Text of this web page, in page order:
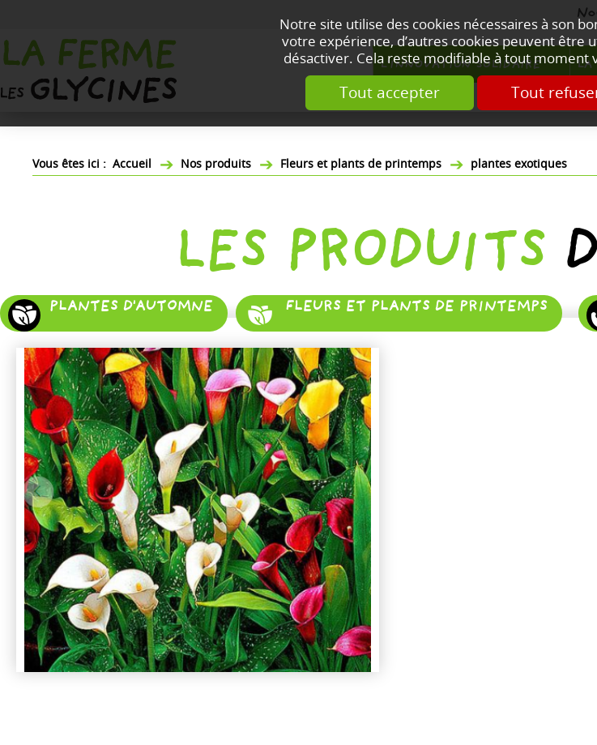
Notre site utilise des cookies nécessaires à son
votre expérience, d’autres cookies peuvent être
désactiver. Cela reste modifiable à tout moment
Tout accepter Tout
L'INNOVATION SOLIDAIRE LA
Accueil Nos produits Fleurs et plants de printemps plantes exotiques
LES PRODUITS
PLANTES D'AUTOMNE FLEURS ET PLANTS DE PRINTEMPS